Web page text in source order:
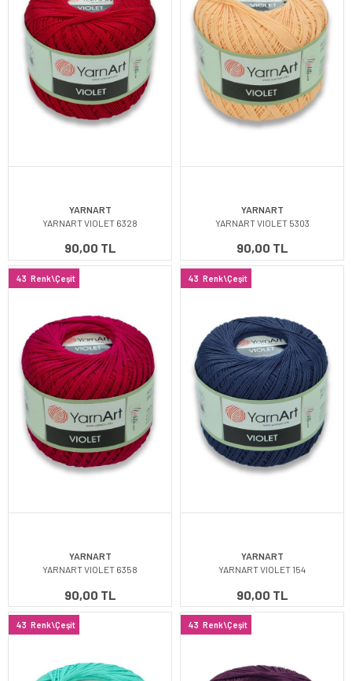
YARNART
YARNART VIOLET 6328
90,00 TL
YARNART
YARNART VIOLET 5303
90,00 TL
43 Renk\Çeşit
YARNART
YARNART VIOLET 6358
90,00 TL
43 Renk\Çeşit
YARNART
YARNART VIOLET 154
90,00 TL
43 Renk\Çeşit 43 Renk\Çeşit